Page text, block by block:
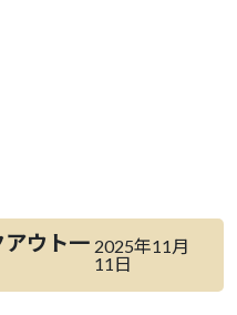
アウト一 2025年11月
11日